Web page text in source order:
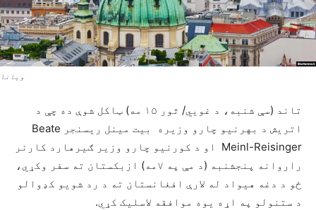
ویانا
تاند (سې شنبه، د غويي/ ثور ۱۵ مه) ټاکل شوې ده چې د
اتریش د بهرنیو چارو وزیره بیت مینل ریسنجر Beate
Meinl-Reisinger او د کورنیو چارو وزیر ګیرهارد کارنر
راروانه پنجشنبه (د مې په ۷مه) ازبکستان ته سفر وکړي،
ځو د دغه هیواد له لارې افغانستان ته د رد شویو کډوالو
د ستنولو په اړه یوه موافقه لاسلیک کړي.